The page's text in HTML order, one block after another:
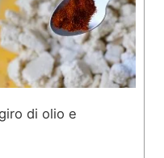
di olio e